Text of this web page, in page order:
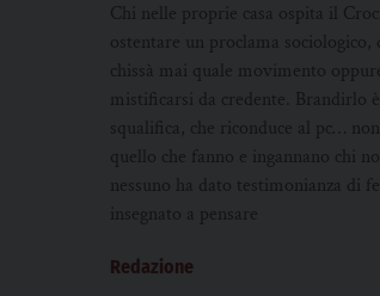
Chi nelle proprie casa ospita il
ostentare un proclama
chissà mai quale movimento
mistificarsi da credente. Brandirlo
squalifica, che riconduce al pc…
quello che fanno e ingannano chi
nessuno ha dato testimonianza di
insegnato a pensare
Redazione